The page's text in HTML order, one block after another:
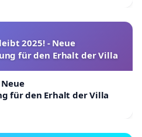
2025! - Neue
für den Erhalt der Villa
für den Erhalt der Villa